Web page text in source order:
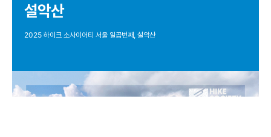
설악산
2025 하이크 소사이어티 서울 일곱번째, 설악산